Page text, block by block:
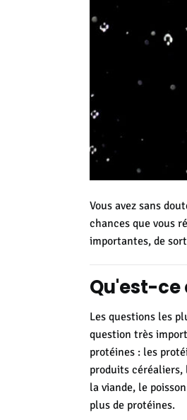
Vous avez sans
chances que vous
importantes, de
Qu'est-
Les questions les
question très
protéines : les
produits céréaliers,
la viande, le
plus de protéines.